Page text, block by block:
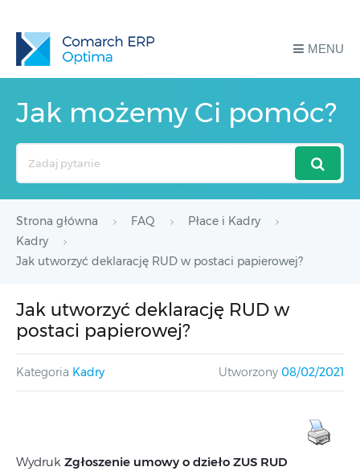
MENU
Jak możemy Ci pomóc?
Strona główna FAQ
Płace i Kadry
Kadry
Jak utworzyć deklarację RUD w postaci papierowej?
Jak utworzyć deklarację RUD w
postaci papierowej?
Kategoria Kadry Utworzony 08/02/2021
Wydruk Zgłoszenie umowy o dzieło ZUS RUD